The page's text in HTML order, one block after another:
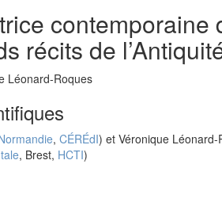
contemporaine
récits de
Léonard-Roques
, CÉRÉdI) et Véronique Léonard-
, Brest, HCTI)